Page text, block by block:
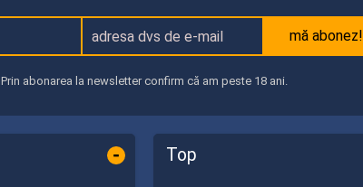
mă abonez!
Prin abonarea la newsletter confirm că am peste 18 ani.
- Top